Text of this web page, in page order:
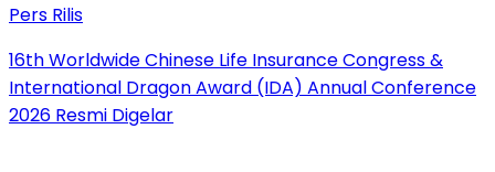
Pers Rilis
16th Worldwide Chinese Life Insurance Congress &
International Dragon Award (IDA) Annual Conference
2026 Resmi Digelar